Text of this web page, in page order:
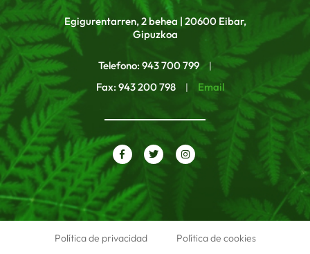
Egigurentarren, 2 behea | 20600 Eibar,
Gipuzkoa
Telefono: 943 700 799 |
Fax: 943 200 798 | Email
Política de privacidad Política de cookies